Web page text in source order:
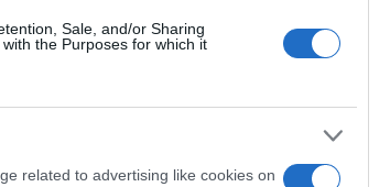
Sale, and/or Sharing
the Purposes for which it
related to advertising like cookies on
Wallet, es esencial
de recuperar
en pánico.
para cualquier futura